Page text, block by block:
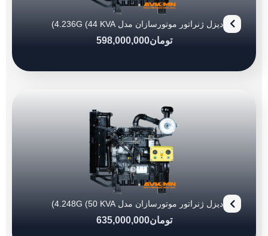
دیزل ژنراتور موتورسازان مدل 4.236G (44 KVA)
تومان598,000,000
دیزل ژنراتور موتورسازان مدل 4.248G (50 KVA)
تومان635,000,000